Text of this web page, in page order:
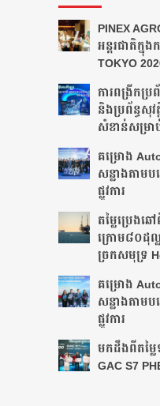
PINEX
អន្តរជាតិ​​ក្នុ
TOKYO
ការពង្រីកប្រ
និងប្រព័ន្ធសុ
សំខាន់សម្រា
គម្រោង
សន្លាង​តាម
ផ្លូវការ
តម្លៃប្រេងឆ
ក្រោម៨០ដុល្ល
ច្រកសមុទ្រ
គម្រោង
សន្លាង​តាម
ផ្លូវការ
មកដឹងពីតម្ល
GAC S7